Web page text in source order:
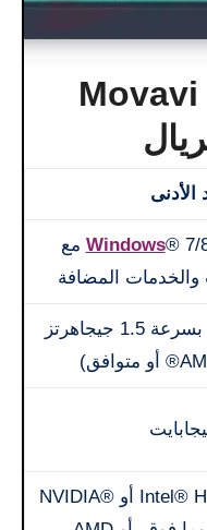
متطلبات النظام – Movavi
الأدنى
Windows ® 7/8/10/11 (64-bit) مع
والخدمات المضافة
معالج ثنائي النواة بسرعة 1.5 جيجاهرتز
Intel® HD Graphics 2000 أو NVIDIA®